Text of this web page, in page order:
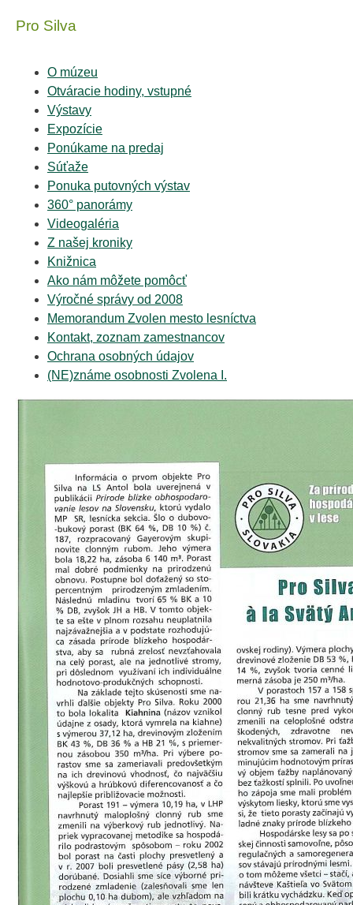
Pro Silva
O múzeu
Otváracie hodiny, vstupné
Výstavy
Expozície
Ponúkame na predaj
Súťaže
Ponuka putovných výstav
360° panorámy
Videogaléria
Z našej kroniky
Knižnica
Ako nám môžete pomôcť
Výročné správy od 2008
Memorandum Zvolen mesto lesníctva
Kontakt, zoznam zamestnancov
Ochrana osobných údajov
(NE)známe osobnosti Zvolena I.